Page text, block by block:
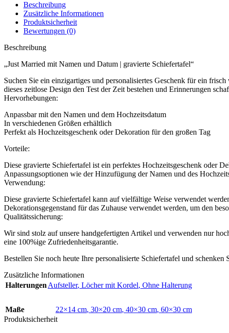
Beschreibung
Zusätzliche Informationen
Produktsicherheit
Bewertungen (0)
Beschreibung
„Just Married mit Namen und Datum | gravierte Schiefertafel“
Suchen Sie ein einzigartiges und personalisiertes Geschenk für ein
dieses zeitlose Design den Test der Zeit bestehen und Erinnerungen
Hervorhebungen:
Anpassbar mit den Namen und dem Hochzeitsdatum
In verschiedenen Größen erhältlich
Perfekt als Hochzeitsgeschenk oder Dekoration für den großen Tag
Vorteile:
Diese gravierte Schiefertafel ist ein perfektes Hochzeitsgeschenk oder
Anpassungsoptionen wie der Hinzufügung der Namen und des
Verwendung:
Diese gravierte Schiefertafel kann auf vielfältige Weise verwendet
Dekorationsgegenstand für das Zuhause verwendet werden, um den
Qualitätssicherung:
Wir sind stolz auf unsere handgefertigten Artikel und verwenden nur
eine 100%ige Zufriedenheitsgarantie.
Bestellen Sie noch heute Ihre personalisierte Schiefertafel und
Zusätzliche Informationen
Halterungen Aufsteller, Löcher mit Kordel, Ohne Halterung
Maße 22×14 cm, 30×20 cm, 40×30 cm, 60×30 cm
Produktsicherheit